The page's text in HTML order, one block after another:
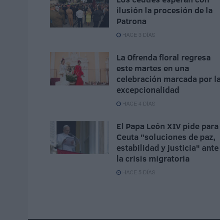
ilusión la procesión de la
Patrona
HACE 3 DÍAS
La Ofrenda floral regresa
este martes en una
celebración marcada por la
excepcionalidad
HACE 4 DÍAS
El Papa León XIV pide para
Ceuta "soluciones de paz,
estabilidad y justicia" ante
la crisis migratoria
HACE 5 DÍAS